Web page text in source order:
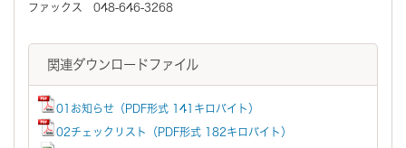
ファックス 048-646-3268
関連ダウンロードファイル
01お知らせ（PDF形式 141キロバイト）
02チェックリスト（PDF形式 182キロバイト）